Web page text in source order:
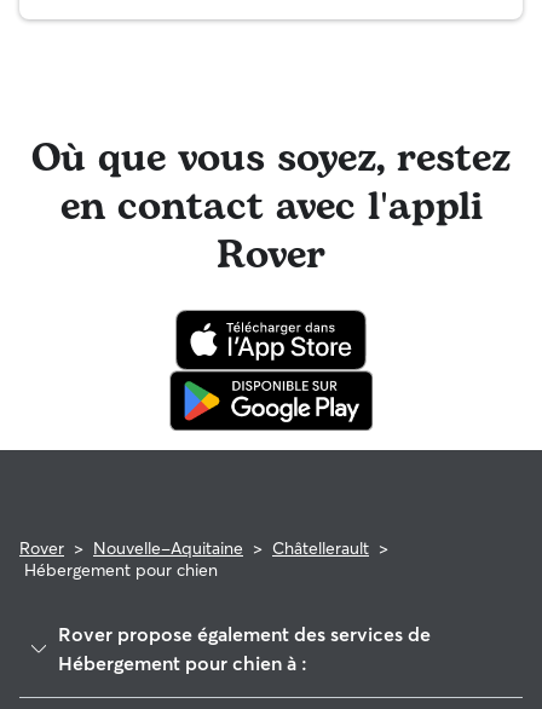
Où que vous soyez, restez
en contact avec l'appli
Rover
Rover > Nouvelle-Aquitaine > Châtellerault >
Hébergement pour chien
Rover propose également des services de
Hébergement pour chien à :